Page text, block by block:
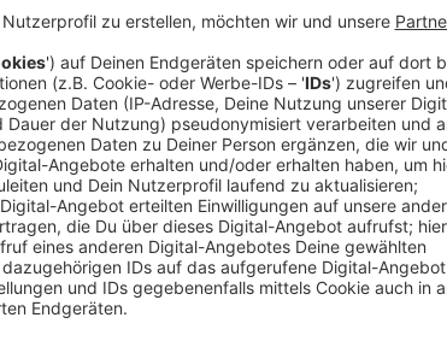
Der 26-Jährige aus Pleasantville/New York ist seit
sich spätestens 2023 einen Namen gemacht.
auch einen Halt bei uns - zum Gespräch bei uns im
mit Ambor über seine erfolgreiche Single "Belong
gegangen ist und seine ersten Eindrücke in
eine kleine Runde "entweder, oder" bei der wir
für welche Küste der USA sein Herz schlägt.
Anzeige